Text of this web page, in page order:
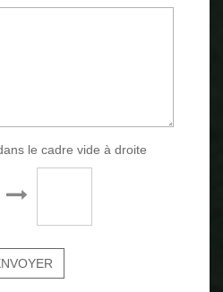
le cadre vide à droite